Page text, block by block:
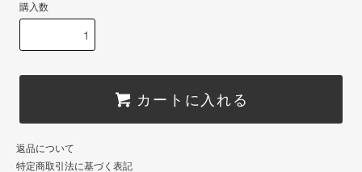
購入数
カートに入れる
返品について
特定商取引法に基づく表記